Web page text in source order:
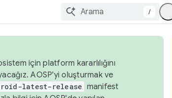
/
için platform kararlılığını
AOSP'yi oluşturmak ve
latest-release manifest